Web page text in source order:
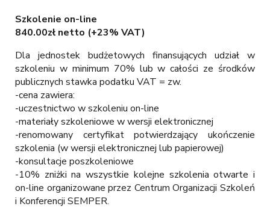
Szkolenie on-line
840.00zł netto (+23% VAT)
Dla jednostek budżetowych finansujących udział w
szkoleniu w minimum 70% lub w całości ze środków
publicznych stawka podatku VAT = zw.
-cena zawiera:
-uczestnictwo w szkoleniu on-line
-materiały szkoleniowe w wersji elektronicznej
-renomowany certyfikat potwierdzający ukończenie
szkolenia (w wersji elektronicznej lub papierowej)
-konsultacje poszkoleniowe
-10% zniżki na wszystkie kolejne szkolenia otwarte i
on-line organizowane przez Centrum Organizacji Szkoleń
i Konferencji SEMPER.